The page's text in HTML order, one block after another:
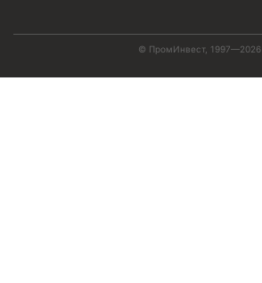
© ПромИнвест, 1997—2026